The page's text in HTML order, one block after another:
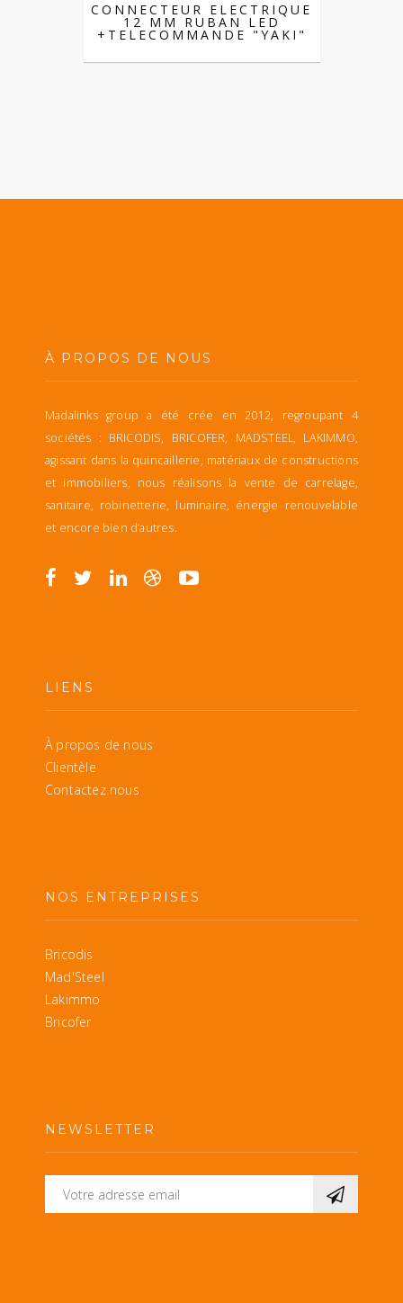
CONNECTEUR ELECTRIQUE
12 MM RUBAN LED
+TELECOMMANDE "YAKI"
À PROPOS DE NOUS
Madalinks group a été crée en 2012, regroupant 4
sociétés : BRICODIS, BRICOFER, MADSTEEL, LAKIMMO,
agissant dans la quincaillerie, matériaux de constructions
et immobiliers, nous réalisons la vente de carrelage,
sanitaire, robinetterie, luminaire, énergie renouvelable
et encore bien d’autres.
LIENS
À propos de nous
Clientèle
Contactez nous
NOS ENTREPRISES
Bricodis
Mad'Steel
Lakimmo
Bricofer
NEWSLETTER